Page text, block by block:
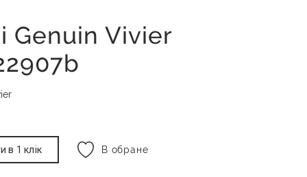
Genuin Vivier
в 1 клік В обране